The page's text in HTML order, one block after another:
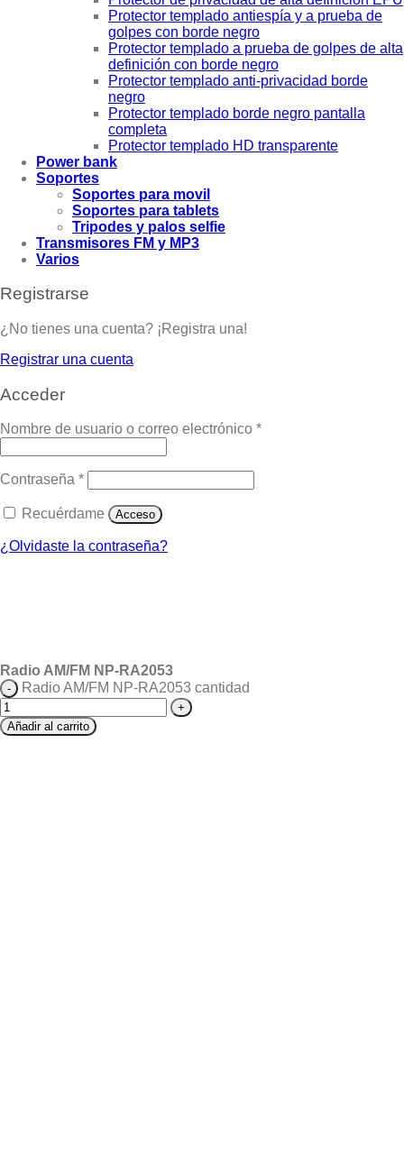
Protector templado antiespía y a prueba de
golpes con borde negro
Protector templado a prueba de golpes de alta
definición con borde negro
Protector templado anti-privacidad borde
negro
Protector templado borde negro pantalla
completa
Protector templado HD transparente
Power bank
Soportes
Soportes para movil
Soportes para tablets
Tripodes y palos selfie
Transmisores FM y MP3
Varios
Registrarse
¿No tienes una cuenta? ¡Registra una!
Registrar una cuenta
Acceder
Nombre de usuario o correo electrónico *
Contraseña *
Recuérdame Acceso
¿Olvidaste la contraseña?
Radio AM/FM NP-RA2053
Radio AM/FM NP-RA2053 cantidad
Añadir al carrito